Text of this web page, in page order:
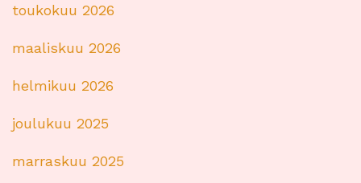
toukokuu 2026
maaliskuu 2026
helmikuu 2026
joulukuu 2025
marraskuu 2025